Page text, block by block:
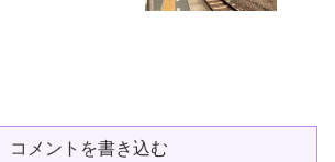
コメントを書き込む